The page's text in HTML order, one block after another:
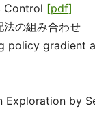
Control [pdf]
法の組み合わせ
policy gradient
Exploration by